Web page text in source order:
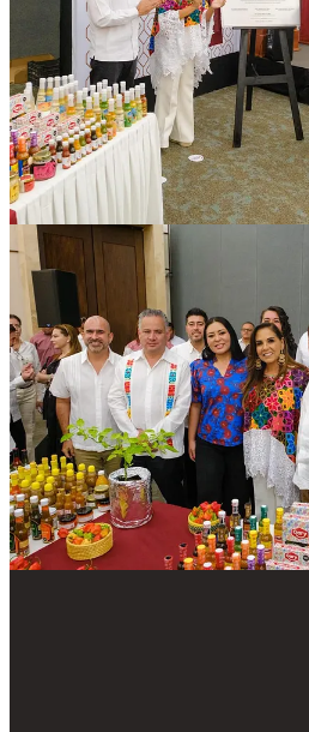
La gobernadora Mara Lezama enfatizó
la identificación geográfica de la miel,
maya, y se seguirá trabajando en
campo ganen más, unidas y unidos
Durante el evento, en el que se develó
Consejo Peninsular para la Regulación
estuvo por más de 16 años sin
que el chile habanero de la Península
denominación de origen desde 2010 y
un paso clave para garantizar
protección comercial.
Acompañó a la gobernadora Mara
Desarrollo Agropecuario, Rural y